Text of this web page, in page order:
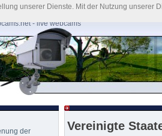
- live webcams
der
Vereinigte
unserer Dienste. Mit der Nutzung